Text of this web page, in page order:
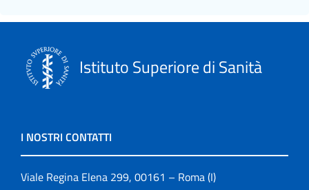
Istituto Superiore di Sanità
I NOSTRI CONTATTI
Viale Regina Elena 299, 00161 – Roma (I)